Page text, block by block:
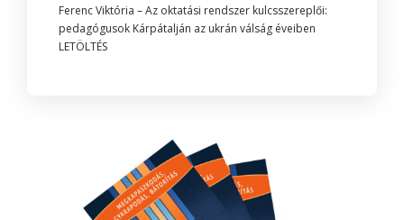
Ferenc Viktória – Az oktatási rendszer kulcsszereplői:
pedagógusok Kárpátalján az ukrán válság éveiben
LETÖLTÉS